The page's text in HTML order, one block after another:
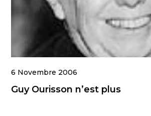
6 Novembre 2006
Guy Ourisson n’est plus